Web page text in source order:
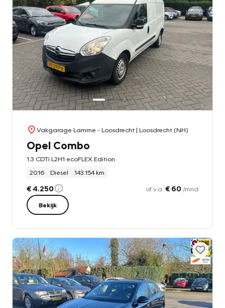
Vakgarage Lamme - Loosdrecht| Loosdrecht (NH)
Opel Combo
1.3 CDTi L2H1 ecoFLEX Edition
2016
Diesel 143.154 km
€ 4.250 of v.a. € 60 /mnd
Bekijk